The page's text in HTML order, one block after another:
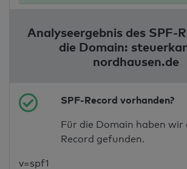
Analyseergebnis des SPF-
die Domain:
nordhausen.de
SPF-Record vorhanden?
Für die Domain haben wir
Record gefunden.
v=spf1